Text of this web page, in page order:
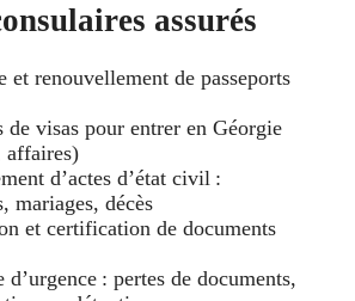
assurés
et renouvellement de passeports
de visas pour entrer en Géorgie
affaires)
d’actes d’état civil :
mariages, décès
et certification de documents
d’urgence : pertes de documents,